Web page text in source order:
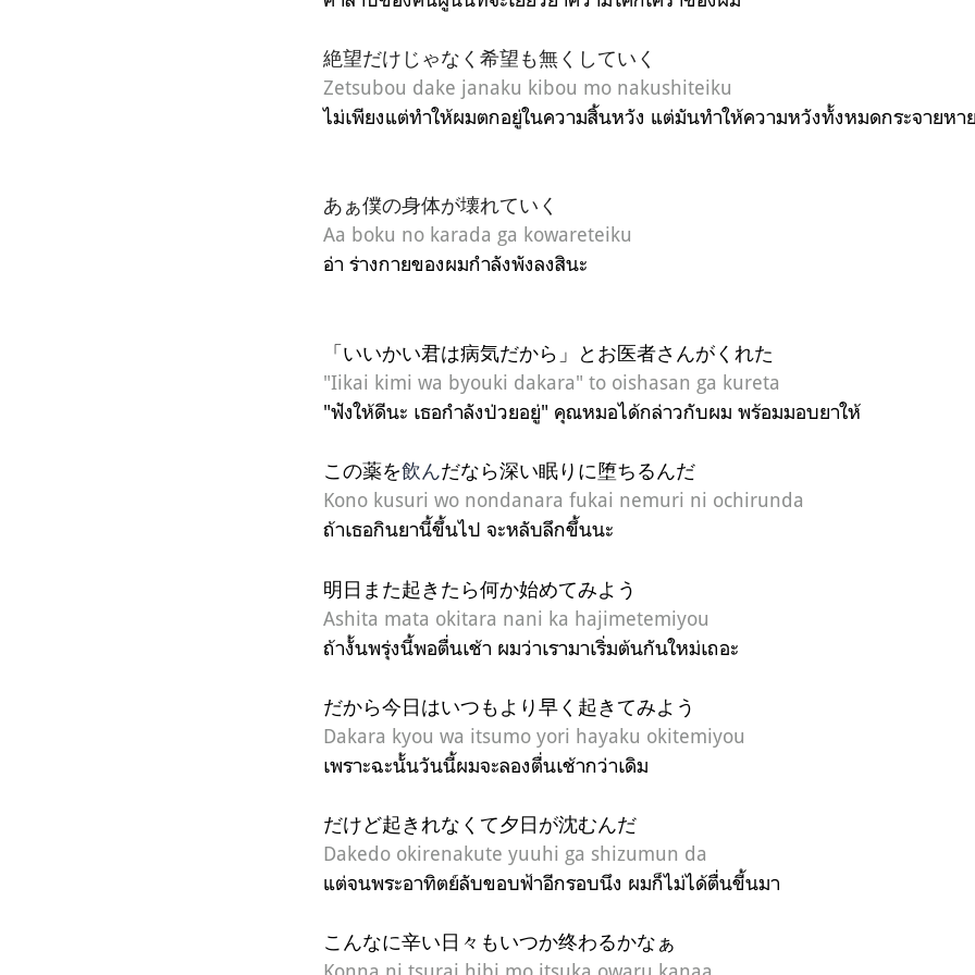
絶望だけじゃなく希望も無くしていく
Zetsubou dake janaku kibou mo nakushiteiku
ไม่เพียงแต่ทำให้ผมตกอยู่ในความสิ้นหวัง แต่มันทำให้ความหวังทั้งหมดกระจายหา
あぁ僕の身体が壊れていく
Aa boku no karada ga kowareteiku
อ่า ร่างกายของผมกำลังพังลงสินะ
「いいかい君は病気だから」とお医者さんがくれた
"Iikai kimi wa byouki dakara" to oishasan ga kureta
"ฟังให้ดีนะ เธอกำลังป่วยอยู่" คุณหมอได้กล่าวกับผม พร้อมมอบยาให้
この薬を飲んだなら深い眠りに堕ちるんだ
Kono kusuri wo nondanara fukai nemuri ni ochirunda
ถ้าเธอกินยานี้ขึ้นไป จะหลับลึกขึ้นนะ
明日また起きたら何か始めてみよう
Ashita mata okitara nani ka hajimetemiyou
ถ้างั้นพรุ่งนี้พอตื่นเช้า ผมว่าเรามาเริ่มต้นกันใหม่เถอะ
だから今日はいつもより早く起きてみよう
Dakara kyou wa itsumo yori hayaku okitemiyou
เพราะฉะนั้นวันนี้ผมจะลองตื่นเช้ากว่าเดิม
だけど起きれなくて夕日が沈むんだ
Dakedo okirenakute yuuhi ga shizumun da
แต่จนพระอาทิตย์ลับขอบฟ้าอีกรอบนึง ผมก็ไม่ได้ตื่นขี้นมา
こんなに辛い日々もいつか终わるかなぁ